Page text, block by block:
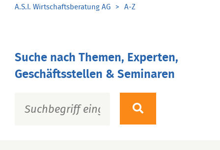
A.S.I. Wirtschaftsberatung AG A-Z
Suche nach Themen, Experten,
Geschäftsstellen & Seminaren